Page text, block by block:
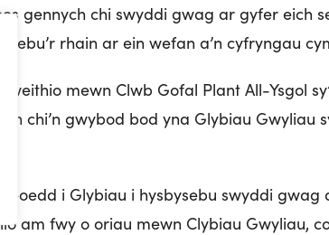
gennych chi swyddi gwag ar gyfer eich
rhain ar ein wefan a’n cyfryngau
mewn Clwb Gofal Plant All-Ysgol
chi’n gwybod bod yna Glybiau Gwyliau
i Glybiau i hysbysebu swyddi
am fwy o oriau mewn Clybiau Gwyliau,